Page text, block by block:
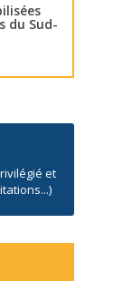
du Sud-
et